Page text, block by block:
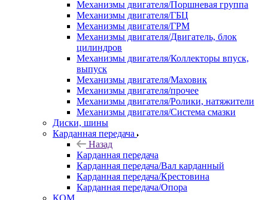
Механизмы двигателя/Поршневая группа
Механизмы двигателя/ГБЦ
Механизмы двигателя/ГРМ
Механизмы двигателя/Двигатель, блок
цилиндров
Механизмы двигателя/Коллекторы впуск,
выпуск
Механизмы двигателя/Маховик
Механизмы двигателя/прочее
Механизмы двигателя/Ролики, натяжители
Механизмы двигателя/Система смазки
Диски, шины
Карданная передача
Назад
Карданная передача
Карданная передача/Вал карданный
Карданная передача/Крестовина
Карданная передача/Опора
КОМ